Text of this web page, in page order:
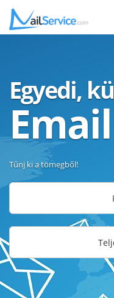
Egyedi,
Tűnj ki a tömegből!